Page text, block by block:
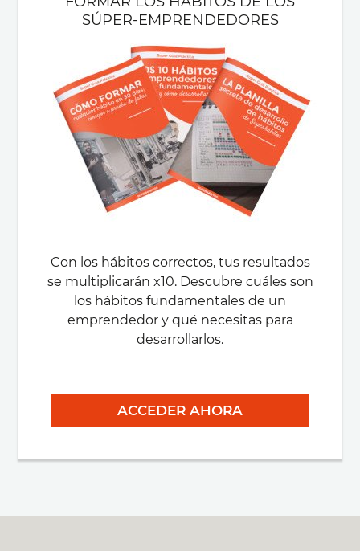
SÚPER-EMPRENDEDORES
Con los hábitos correctos, tus resultados
se multiplicarán x10. Descubre cuáles son
los hábitos fundamentales de un
emprendedor y qué necesitas para
desarrollarlos.
ACCEDER AHORA